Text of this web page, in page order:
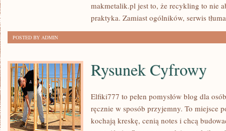
makmetalik.pl jest to, że recykling to nie
praktyka. Zamiast ogólników, serwis
POSTED BY ADMIN
Rysunek Cyfrowy
Elfiki777 to pełen pomysłów blog dla
ręcznie w sposób przyjemny. To miejsce
kochają kreskę, cenią notes i chcą